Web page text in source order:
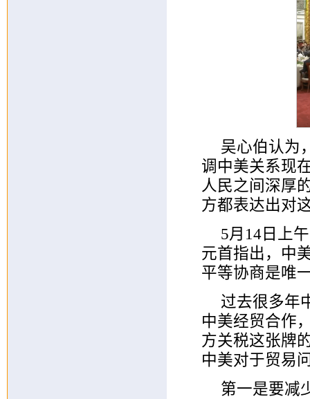
吴心伯认为
调中美关系现
人民之间深厚
方都表达出对
5月14日上
元首指出，中
平等协商是唯
过去很多年
中美经贸合作
方关税这张牌
中美对于贸易
第一是要减